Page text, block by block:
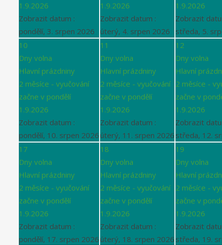
1.9.2026
Zobrazit datum :
pondělí, 3. srpen 2026
1.9.2026
Zobrazit datum :
úterý, 4. srpen 2026
1.9.2026
Zobrazit
středa, 5.
10
Dny volna
Hlavní prázdniny
2 měsíce - vyučování
začne v pondělí
1.9.2026
Zobrazit datum :
pondělí, 10. srpen 2026
11
Dny volna
Hlavní prázdniny
2 měsíce - vyučování
začne v pondělí
1.9.2026
Zobrazit datum :
úterý, 11. srpen 2026
12
Dny volna
Hlavní
2 měsíce -
začne v
1.9.2026
Zobrazit
středa, 12.
17
Dny volna
Hlavní prázdniny
2 měsíce - vyučování
začne v pondělí
1.9.2026
Zobrazit datum :
pondělí, 17. srpen 2026
18
Dny volna
Hlavní prázdniny
2 měsíce - vyučování
začne v pondělí
1.9.2026
Zobrazit datum :
úterý, 18. srpen 2026
19
Dny volna
Hlavní
2 měsíce -
začne v
1.9.2026
Zobrazit
středa, 19.